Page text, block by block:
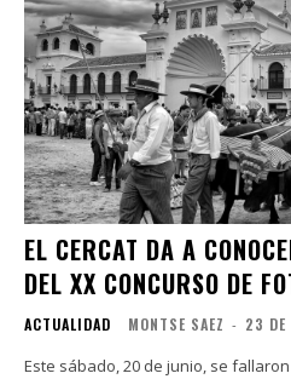
EL CERCAT DA A
DEL XX CONCURSO DE
ACTUALIDAD MONTSE SAEZ - 23 DE
Este sábado, 20 de junio, se